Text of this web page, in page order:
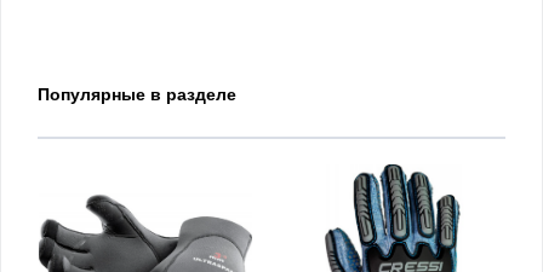
Популярные в разделе